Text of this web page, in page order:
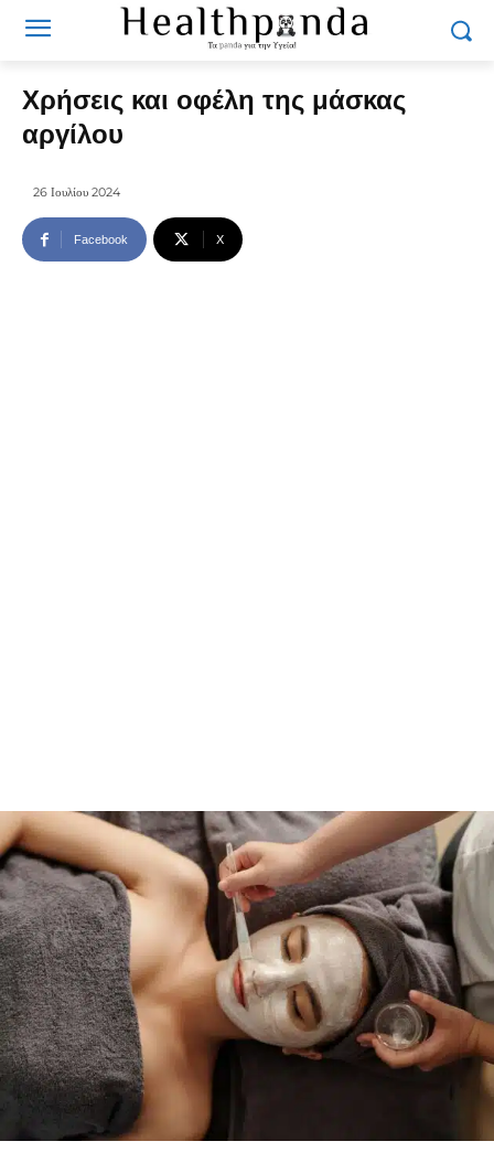
Χρήσεις και οφέλη της μάσκας
αργίλου
26 Ιουλίου 2024
Facebook X